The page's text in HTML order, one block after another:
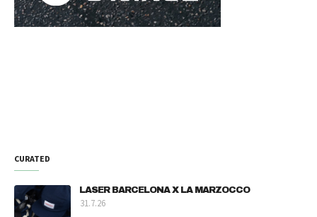
CURATED
LASER BARCELONA X LA MARZOCCO
31.7.26